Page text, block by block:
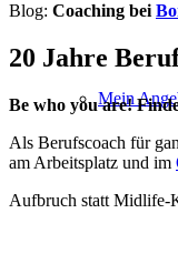
Mein
Blog: Coaching bei
20 Jahre
Be who you are!
Als Berufscoach für
am Arbeits­platz und im
Aufbruch statt Midlife-